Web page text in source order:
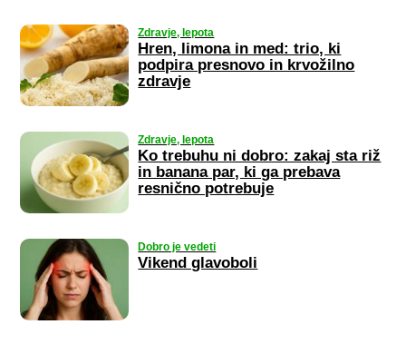
Zdravje, lepota
Hren, limona in med: trio, ki
podpira presnovo in krvožilno
zdravje
Zdravje, lepota
Ko trebuhu ni dobro: zakaj sta riž
in banana par, ki ga prebava
resnično potrebuje
Dobro je vedeti
Vikend glavoboli